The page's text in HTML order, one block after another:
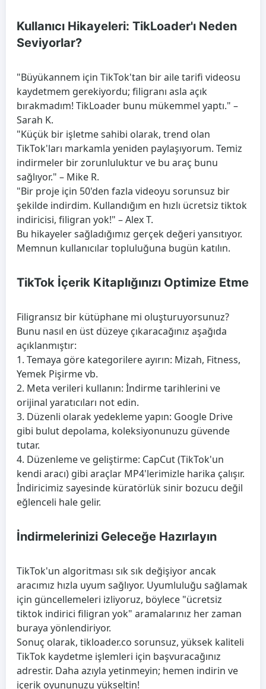
Kullanıcı Hikayeleri: TikLoader'ı Neden
Seviyorlar?
"Büyükannem için TikTok'tan bir aile tarifi videosu
kaydetmem gerekiyordu; filigranı asla açık
bırakmadım! TikLoader bunu mükemmel yaptı." –
Sarah K.
"Küçük bir işletme sahibi olarak, trend olan
TikTok'ları markamla yeniden paylaşıyorum. Temiz
indirmeler bir zorunluluktur ve bu araç bunu
sağlıyor." – Mike R.
"Bir proje için 50'den fazla videoyu sorunsuz bir
şekilde indirdim. Kullandığım en hızlı ücretsiz tiktok
indiricisi, filigran yok!" – Alex T.
Bu hikayeler sağladığımız gerçek değeri yansıtıyor.
Memnun kullanıcılar topluluğuna bugün katılın.
TikTok İçerik Kitaplığınızı Optimize Etme
Filigransız bir kütüphane mi oluşturuyorsunuz?
Bunu nasıl en üst düzeye çıkaracağınız aşağıda
açıklanmıştır:
1. Temaya göre kategorilere ayırın: Mizah, Fitness,
Yemek Pişirme vb.
2. Meta verileri kullanın: İndirme tarihlerini ve
orijinal yaratıcıları not edin.
3. Düzenli olarak yedekleme yapın: Google Drive
gibi bulut depolama, koleksiyonunuzu güvende
tutar.
4. Düzenleme ve geliştirme: CapCut (TikTok'un
kendi aracı) gibi araçlar MP4'lerimizle harika çalışır.
İndiricimiz sayesinde küratörlük sinir bozucu değil
eğlenceli hale gelir.
İndirmelerinizi Geleceğe Hazırlayın
TikTok'un algoritması sık sık değişiyor ancak
aracımız hızla uyum sağlıyor. Uyumluluğu sağlamak
için güncellemeleri izliyoruz, böylece "ücretsiz
tiktok indirici filigran yok" aramalarınız her zaman
buraya yönlendiriyor.
Sonuç olarak, tikloader.co sorunsuz, yüksek kaliteli
TikTok kaydetme işlemleri için başvuracağınız
adrestir. Daha azıyla yetinmeyin; hemen indirin ve
içerik oyununuzu yükseltin!